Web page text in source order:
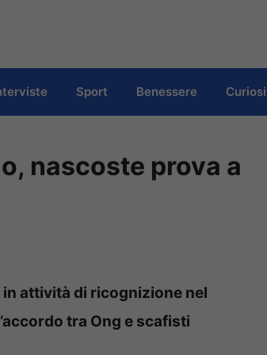
Sport Benessere
nascoste prova a
attività di ricognizione nel
tra Ong e scafisti